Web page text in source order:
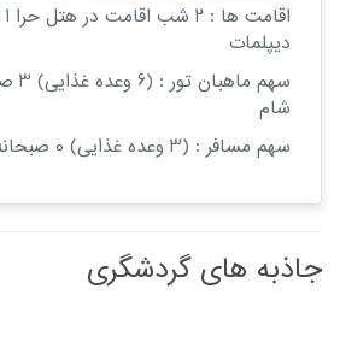
اقامت ها : 2 شب اقامت در هتل حرا
دیپلمات
سهم ماهبان تور : (6 وعده غذایی
)
شام
سهم مسافر : (3 وعده غذایی
) 0 صبحانه ، 0 نهار ، 3 شام
جاذبه های گردشگری